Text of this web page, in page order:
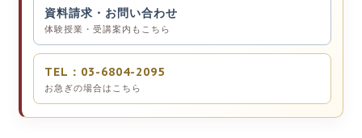
資料請求・お問い合わせ
体験授業・受講案内もこちら
TEL：03-6804-2095
お急ぎの場合はこちら